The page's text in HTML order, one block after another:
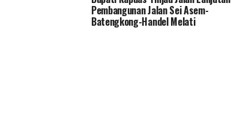
Pembangunan Jalan Sei Asem-
Batengkong-Handel Melati